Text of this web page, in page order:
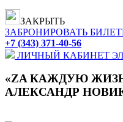
ЗАКРЫТЬ
ЗАБРОНИРОВАТЬ
+7 (343) 371-40-56
ЛИЧНЫЙ КАБИНЕТ
«ZA КАЖДУЮ
АЛЕКСАНДР